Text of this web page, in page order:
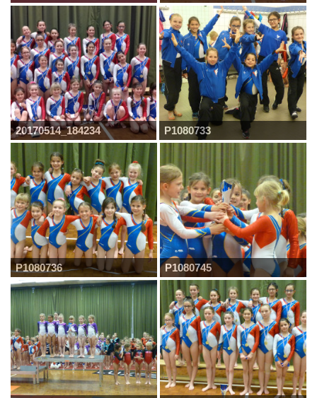
20170514_184234 P1080733
P1080736 P1080745